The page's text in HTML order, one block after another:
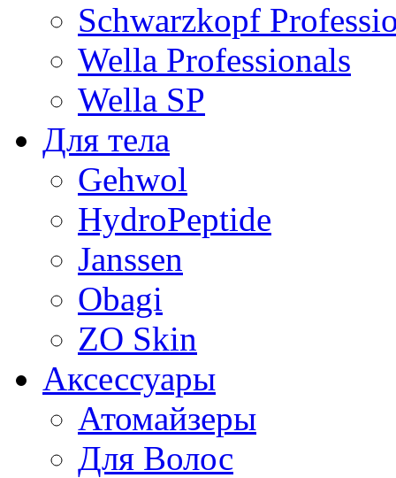
Schwarzkopf
Wella Professionals
Wella SP
Для тела
Gehwol
HydroPeptide
Janssen
Obagi
ZO Skin
Aксессуары
Атомайзеры
Для Волос